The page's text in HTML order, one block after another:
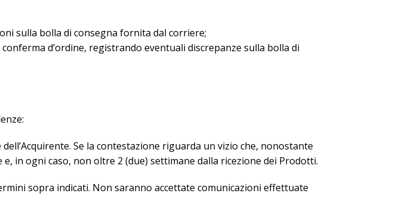
sulla bolla di consegna fornita dal corriere;
d’ordine, registrando eventuali discrepanze sulla bolla di
Se la contestazione riguarda un vizio che, nonostante
in ogni caso, non oltre 2 (due) settimane dalla ricezione dei Prodotti.
sopra indicati. Non saranno accettate comunicazioni effettuate